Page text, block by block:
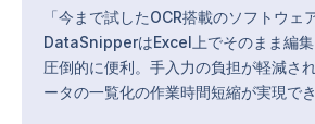
「今まで試したOCR搭載のソフトウェ
DataSnipperはExcel上でそのまま編
圧倒的に便利。手入力の負担が軽減さ
ータの一覧化の作業時間短縮が実現で